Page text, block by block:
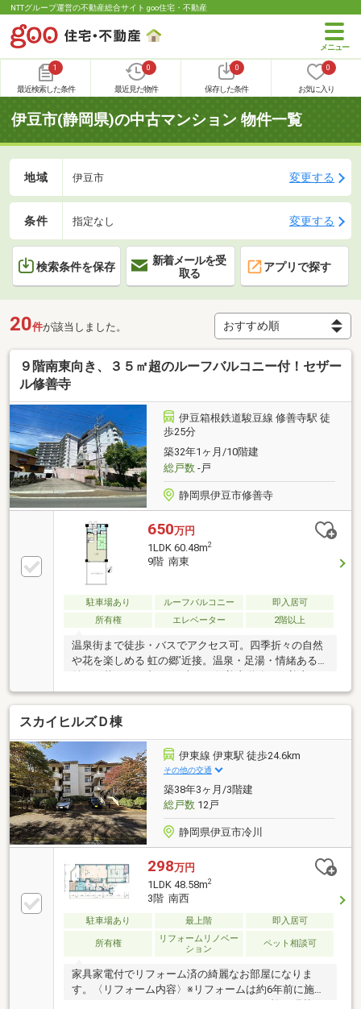
NTTグループ運営の不動産総合サイト goo住宅・不動産
1
最近検索した条件
0
最近見た物件
0
保存した条件
0
お気に入り
伊豆市(静岡県)の中古マンション 物件一覧
地域 伊豆市 変更する
条件 指定なし 変更する
検索条件を保存
新着メールを受
取る
アプリで探す
20件が該当しました。
９階南東向き、３５㎡超のルーフバルコニー付！セザー
ル修善寺
伊豆箱根鉄道駿豆線 修善寺駅 徒
歩25分
築32年1ヶ月/10階建
総戸数-戸
静岡県伊豆市修善寺
650万円
1LDK 60.48m2
9階 南東
駐車場あり ルーフバルコニー
即入居可
所有権
エレベーター 2階以上
温泉街まで徒歩・バスでアクセス可。四季折々の自然
や花を楽しめる 虹の郷’近接。温泉・足湯・情緒ある街
並みを暮らしの中に！●車では修善寺道路・修善寺イ
ンターチェンジを利用してアクセス良好●観光地・別
荘地のため定住利用の他、別荘利用、セカンドハウス
利用に適しています●35㎡超のルーフバルコニーから
は緑・樹木・季節感溢れる風景が楽しめます●隣接す
るホテルの温泉大浴場を1回500円で利用可能です
スカイヒルズＤ棟
伊東線 伊東駅 徒歩24.6km
その他の交通
築38年3ヶ月/3階建
総戸数12戸
静岡県伊豆市冷川
298万円
1LDK 48.58m2
3階 南西
駐車場あり 最上階 即入居可
所有権
リフォームリノベー
ション
ペット相談可
家具家電付でリフォーム済の綺麗なお部屋になりま
す。〈リフォーム内容〉※リフォームは約6年前に施工